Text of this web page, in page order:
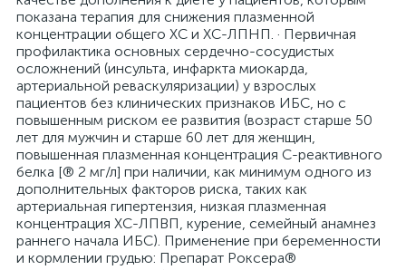
показана терапия для снижения плазменной
концентрации общего ХС и ХС-ЛПНП. · Первичная
профилактика основных сердечно-сосудистых
осложнений (инсульта, инфаркта миокарда,
артериальной реваскуляризации) у взрослых
пациентов без клинических признаков ИБС, но с
повышенным риском ее развития (возраст старше 50
лет для мужчин и старше 60 лет для женщин,
повышенная плазменная концентрация С-реактивного
белка [® 2 мг/л] при наличии, как минимум одного из
дополнительных факторов риска, таких как
артериальная гипертензия, низкая плазменная
концентрация ХС-ЛПВП, курение, семейный анамнез
раннего начала ИБС). Применение при беременности
и кормлении грудью: Препарат Роксера®